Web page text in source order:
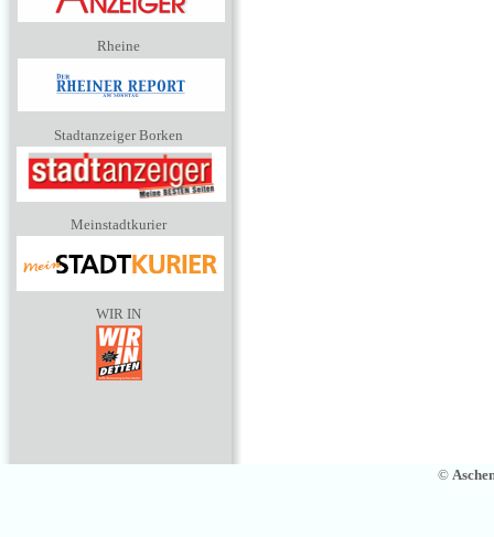
Rheine
Stadtanzeiger Borken
Meinstadtkurier
WIR IN
©